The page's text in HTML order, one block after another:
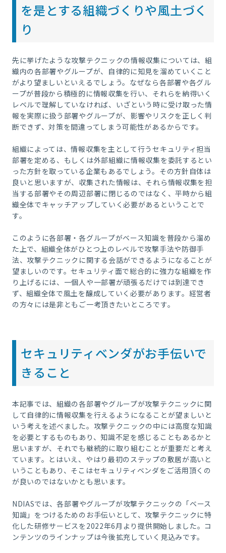
を是とする組織づくりや風土づく
り
先に挙げたような攻撃テクニックの情報収集については、組
織内の各部署やグループが、自律的に知見を溜めていくこと
がより望ましいといえるでしょう。なぜなら各部署や各グル
ープが普段から積極的に情報収集を行い、それらを納得いく
レベルで理解していなければ、いざという時に受け取った情
報を実際に扱う部署やグループが、影響やリスクを正しく判
断できず、対策を間違ってしまう可能性があるからです。
組織によっては、情報収集を主として行うセキュリティ担当
部署を定める、もしくは外部組織に情報収集を委託するとい
った方針を取っている企業もあるでしょう。その方針自体は
良いと思いますが、収集された情報は、それら情報収集を担
当する部署やその周辺部署に閉じるのではなく、平時から組
織全体でキャッチアップしていく必要があるということで
す。
このように各部署・各グループがベース知識を普段から溜め
た上で、組織全体がひとつ上のレベルで攻撃手法や防御手
法、攻撃テクニックに関する会話ができるようになることが
望ましいのです。セキュリティ面で総合的に強力な組織を作
り上げるには、一個人や一部署が頑張るだけでは到達でき
ず、組織全体で風土を醸成していく必要があります。経営者
の方々には是非ともご一考頂きたいところです。
セキュリティベンダがお手伝いで
きること
本記事では、組織の各部署やグループが攻撃テクニックに関
して自律的に情報収集を行えるようになることが望ましいと
いう考えを述べました。攻撃テクニックの中には高度な知識
を必要とするものもあり、知識不足を感じることもあるかと
思いますが、それでも継続的に取り組むことが重要だと考え
ています。とはいえ、やはり最初のステップの敷居が高いと
いうこともあり、そこはセキュリティベンダをご活用頂くの
が良いのではないかとも思います。
NDIASでは、各部署やグループが攻撃テクニックの「ベース
知識」をつけるためのお手伝いとして、攻撃テクニックに特
化した研修サービスを2022年6月より提供開始しました。コ
ンテンツのラインナップは今後拡充していく見込みです。